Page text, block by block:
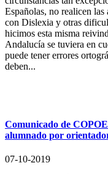
Españolas, no realicen
con Dislexia y otras
hicimos esta misma
Andalucía se tuviera en
puede tener errores
deben...
Comunicado de
alumnado por
07-10-2019